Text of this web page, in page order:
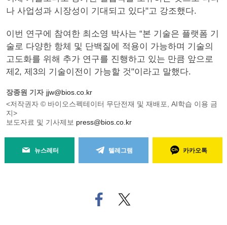
나 사업성과 시장성이 기대되고 있다"고 강조했다.
이번 연구에 참여한 최소영 박사는 “본 기술은 플랫폼 기
술로 다양한 항체 및 단백질에 적용이 가능하며 기술의
고도화를 위해 추가 연구를 진행하고 있는 만큼 앞으로
제2, 제3의 기술이전이 가능할 것"이라고 말했다.
장종원 기자 jjw@bios.co.kr
<저작권자 © 바이오스펙테이터 무단전재 및 재배포, AI학습 이용 금
지>
보도자료 및 기사제보 press@bios.co.kr
뉴스레터 텔레그램 카카오톡
페
이
트위
터로